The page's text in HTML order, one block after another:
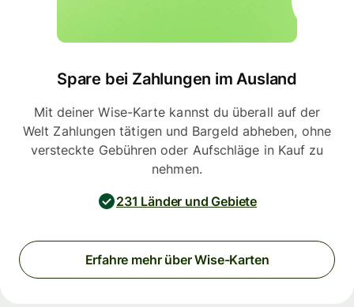
Spare bei Zahlungen im Ausland
Mit deiner Wise-Karte kannst du überall auf der
Welt Zahlungen tätigen und Bargeld abheben, ohne
versteckte Gebühren oder Aufschläge in Kauf zu
nehmen.
231 Länder und Gebiete
Erfahre mehr über Wise-Karten